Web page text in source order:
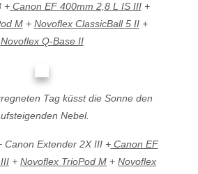
+ Canon EF 400mm 2,8 L IS III +
M+ Novoflex ClassicBall 5 II+
Novoflex Q-Base II
Tag küsst die Sonne den
Nebel.
Canon Extender 2X III +Canon EF
+ Novoflex TrioPod M + Novoflex